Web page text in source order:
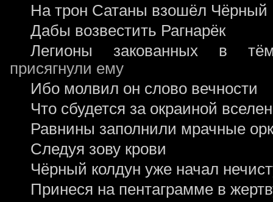
На трон Сатаны взошёл Чёрный
Дабы возвестить Рагнарёк
Легионы закованных в
присягнули ему
Ибо молвил он слово вечности
Что сбудется за окраиной
Равнины заполнили мрачные
Следуя зову крови
Чёрный колдун уже начал
Принеся на пентаграмме в